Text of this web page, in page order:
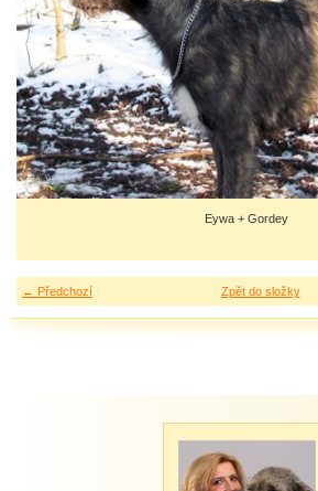
Eywa + Gordey
← Předchozí Zpět do složky